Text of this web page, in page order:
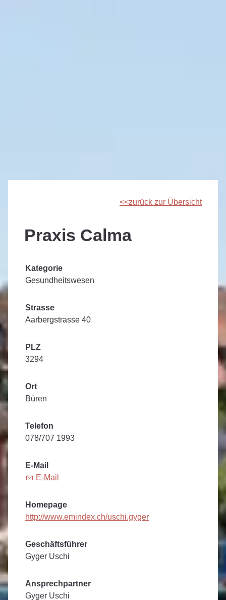
zurück zur Übersicht
Praxis Calma
Kategorie
Gesundheitswesen
Strasse
Aarbergstrasse 40
PLZ
3294
Ort
Büren
Telefon
078/707 1993
E-Mail
E-Mail
Homepage
http://www.emindex.ch/uschi.gyger
Geschäftsführer
Gyger Uschi
Ansprechpartner
Gyger Uschi